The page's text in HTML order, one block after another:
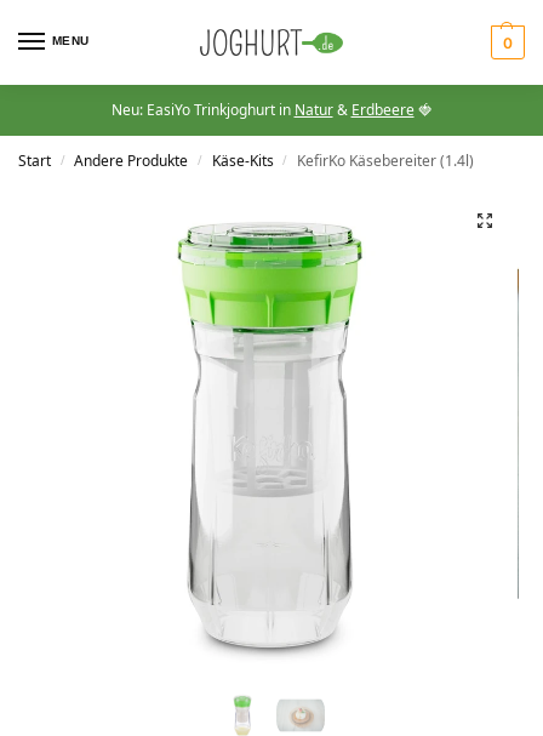
MENU 0
Neu: EasiYo Trinkjoghurt in Natur& Erdbeere🍓
Start / Andere Produkte / Käse-Kits / KefirKo Käsebereiter (1.4l)